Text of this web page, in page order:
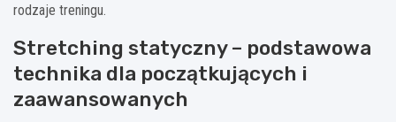
rodzaje treningu.
Stretching statyczny – podstawowa
technika dla początkujących i
zaawansowanych